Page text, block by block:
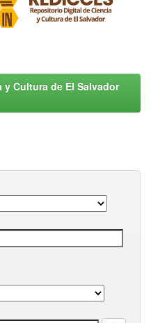
Cultura de El Salvador